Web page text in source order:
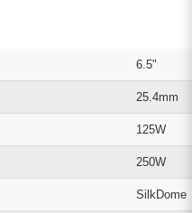
6.5"
25.4mm
125W
250W
SilkDome